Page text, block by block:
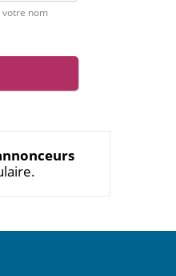
votre nom
.